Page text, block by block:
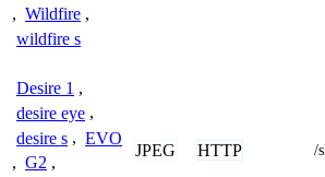
, Wildfire ,
wildfire s
Desire 1 ,
desire eye ,
desire s , EVO
, G2 ,
JPEG HTTP /